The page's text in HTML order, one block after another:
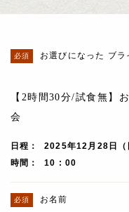
お選びになった ブラ
【2時間30分/試食無】
会
日程
2025年12月28日（
時間
10 : 00
お名前